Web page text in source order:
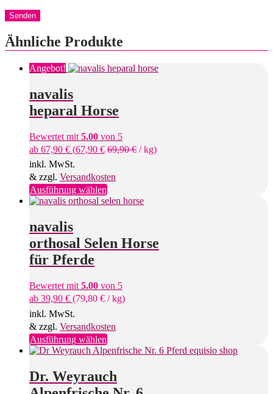
Ähnliche Produkte
Angebot!
navalis
heparal Horse
Bewertet mit 5.00 von 5
ab 67,90 € (67,90 € 69,90€ /kg)
inkl. MwSt.
& zzgl. Versandkosten
Ausführung wählenDieses
Produkt
auf.
auf
der
werden
navalis
orthosal Selen Horse
für Pferde
Bewertet mit 5.00 von 5
ab 39,90 € (79,80 € /kg)
inkl. MwSt.
& zzgl. Versandkosten
Ausführung wählenDieses
Produkt
mehrere
Varianten
Dr. Weyrauch